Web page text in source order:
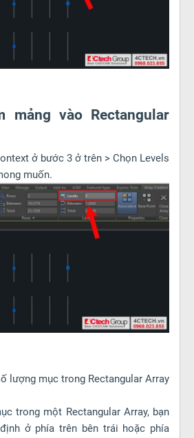
mảng vào Rectangular
ở bước 3 ở trên > Chọn Levels
muốn.
lượng mục trong Rectangular Array
trong một Rectangular Array, bạn
ở phía trên bên trái hoặc phía